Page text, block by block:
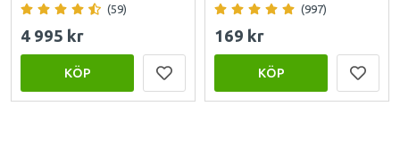
(59)
4 995 kr
KÖP
(997)
169 kr
KÖP